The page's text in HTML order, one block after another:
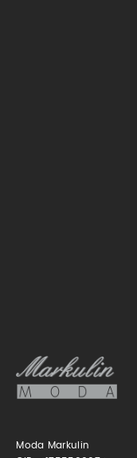
Moda Markulin